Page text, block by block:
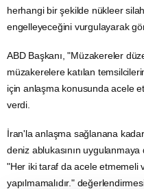
herhangi bir şekilde nükleer
engelleyeceğini vurgulayarak
ABD Başkanı, "Müzakereler
müzakerelere katılan
için anlaşma konusunda acele
verdi.
İran'la anlaşma sağlanana
deniz ablukasının uygulanmaya
"Her iki taraf da acele etmemeli
yapılmamalıdır."